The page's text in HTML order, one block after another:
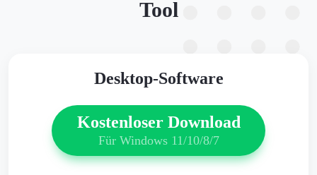
Tool
Desktop-Software
Kostenloser Download
Für Windows 11/10/8/7